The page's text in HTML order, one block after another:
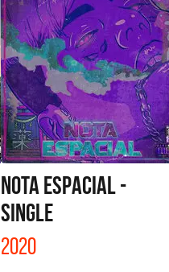
NOTA ESPACIAL -
SINGLE
2020